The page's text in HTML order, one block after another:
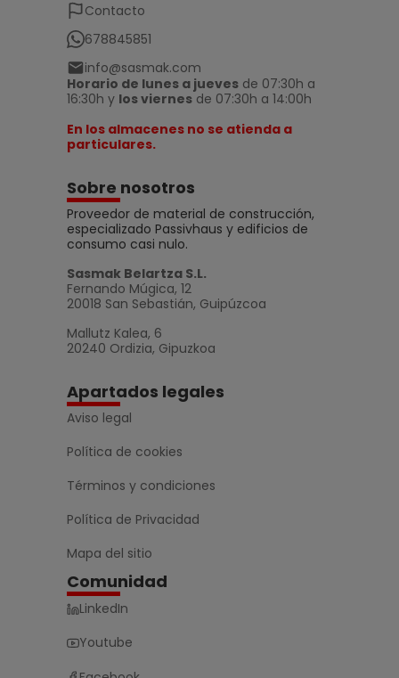
Contacto
678845851
info@sasmak.com
Horario de lunes a jueves de 07:30h a
16:30h y los viernes de 07:30h a 14:00h
En los almacenes no se atienda a
particulares.
Sobre nosotros
Proveedor de material de construcción,
especializado Passivhaus y edificios de
consumo casi nulo.
Sasmak Belartza S.L.
Fernando Múgica, 12
20018 San Sebastián, Guipúzcoa
Mallutz Kalea, 6
20240 Ordizia, Gipuzkoa
Apartados legales
Aviso legal
Política de cookies
Términos y condiciones
Política de Privacidad
Mapa del sitio
Comunidad
LinkedIn
Youtube